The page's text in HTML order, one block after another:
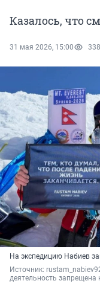
Казалось, что
31 мая 2026, 15:00 338
На экспедицию Набиев
Источник:
деятельность запрещена